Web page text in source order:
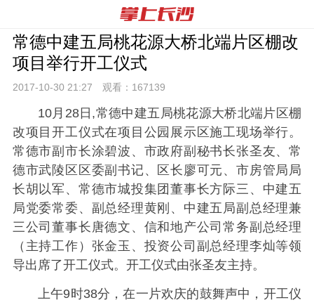
常德中建五局桃花源大桥北端片区棚改
项目举行开工仪式
2017-10-30 21:27 观看： 167139
10月28日,常德中建五局桃花源大桥北端片区棚
改项目开工仪式在项目公园展示区施工现场举行。
常德市副市长涂碧波、市政府副秘书长张圣友、常
德市武陵区区委副书记、区长廖可元、市房管局局
长胡以军、常德市城投集团董事长方际三、中建五
局党委常委、副总经理黄刚、中建五局副总经理兼
三公司董事长唐德文、信和地产公司常务副总经理
（主持工作）张金玉、投资公司副总经理李灿等领
导出席了开工仪式。开工仪式由张圣友主持。
上午9时38分，在一片欢庆的鼓舞声中，开工仪